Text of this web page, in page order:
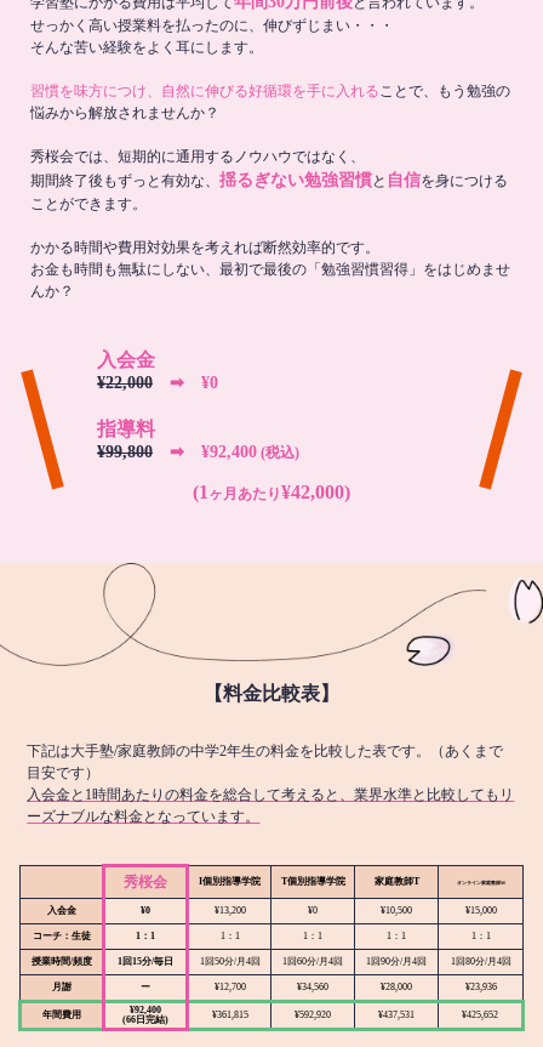
せっかく高い授業料を払ったのに、伸びずじまい・・・
そんな苦い経験をよく耳にします。
習慣を味方につけ、自然に伸びる好循環を手に入れることで、もう勉強の
悩みから解放されませんか？
秀桜会では、短期的に通用するノウハウではなく、
期間終了後もずっと有効な、 揺るぎない勉強習慣と 自信を身につける
ことができます。
かかる時間や費用対効果を考えれば断然効率的です。
お金も時間も無駄にしない、最初で最後の「勉強習慣習得」をはじめませ
んか？
入会金
¥22,000 ➡︎ ¥0
指導料
¥99,800 ➡︎ ¥92,400 (税込)
(1 ヶ月あたり¥42,000)
【料金比較表】
下記は大手塾/家庭教師の中学2年生の料金を比較した表です。（あくまで
目安です）
入会金と1時間あたりの料金を総合して考えると、業界水準と比較してもリ
ーズナブルな料金となっています。
秀桜会 I個別指導学院 T個別指導学院 家庭教師T オンライン家庭教師M
入会金 ¥0 ¥13,200 ¥0 ¥10,500 ¥15,000
コーチ：生徒 1：1 1：1 1：1 1：1 1：1
授業時間/頻度 1回15分/毎日 1回50分/月4回 1回60分/月4回 1回90分/月4回 1回80分/月4回
月謝 ー ¥12,700 ¥34,560 ¥28,000 ¥23,936
年間費用
¥92,400
(66日完結)
¥361,815 ¥592,920 ¥437,531 ¥425,652